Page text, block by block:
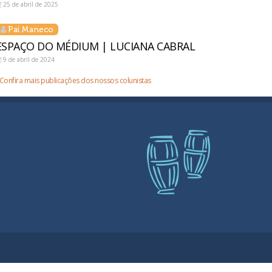
25 de abril de 2025
Pai Maneco
DO MÉDIUM | LUCIANA CABRAL
9 de abril de 2024
Confira mais publicações dos nossos colunistas